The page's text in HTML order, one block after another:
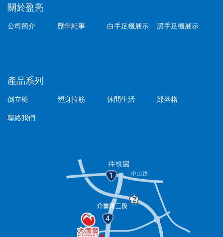
關於盈亮
公司簡介 歷年紀事 白手足機展示 黑手足機展示
產品系列
倒立椅 塑身拉筋 休閒生活 部落格
聯絡我們